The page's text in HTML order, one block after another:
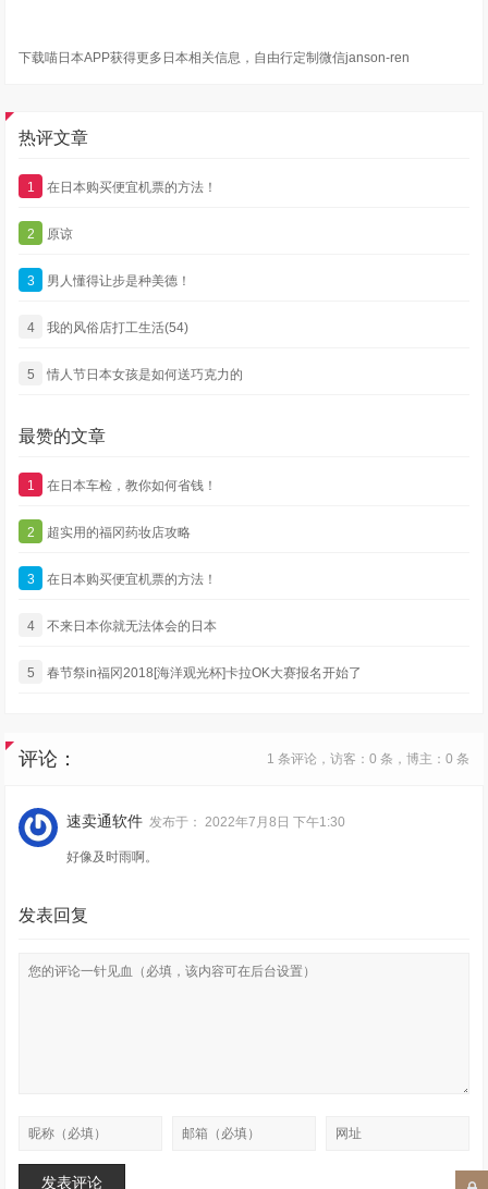
下载喵日本APP获得更多日本相关信息，自由行定制微信janson-ren
热评文章
1 在日本购买便宜机票的方法！
2 原谅
3 男人懂得让步是种美德！
4 我的风俗店打工生活(54)
5 情人节日本女孩是如何送巧克力的
最赞的文章
1 在日本车检，教你如何省钱！
2 超实用的福冈药妆店攻略
3 在日本购买便宜机票的方法！
4 不来日本你就无法体会的日本
5 春节祭in福冈2018[海洋观光杯]卡拉OK大赛报名开始了
评论： 1 条评论，访客：0 条，博主：0 条
速卖通软件 发布于：2022年7月8日 下午1:30
好像及时雨啊。
发表回复